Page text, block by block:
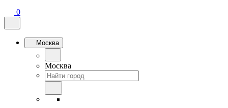
0
Москва
Москва